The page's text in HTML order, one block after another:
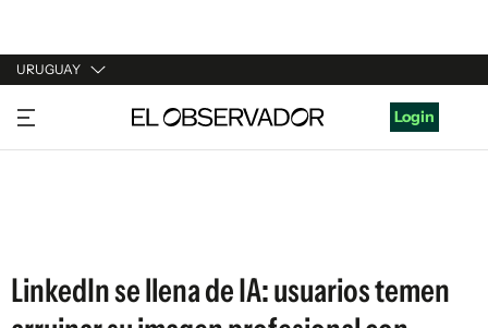
URUGUAY
URUGUAY
ARGENTINA
Login
LinkedIn se llena de IA: usuarios temen